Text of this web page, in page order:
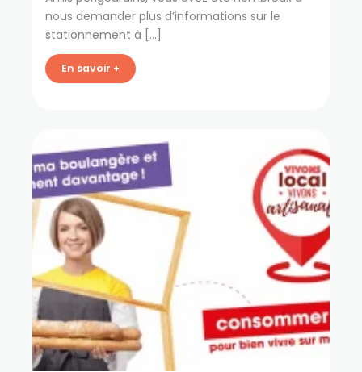
nous demander plus d’informations sur le
stationnement à […]
En savoir +